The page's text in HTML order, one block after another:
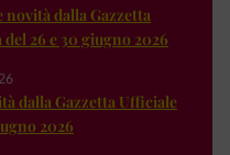
dalla Gazzetta
26 e 30 giugno 2026
dalla Gazzetta Ufficiale
2026